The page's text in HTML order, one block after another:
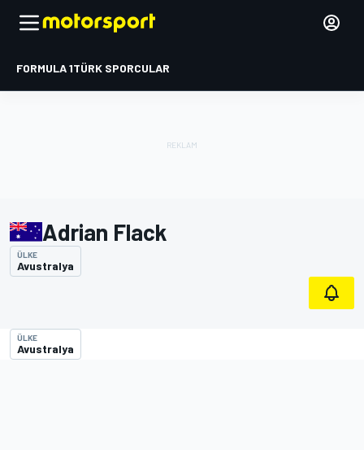
FORMULA 1TÜRK SPORCULAR
Adrian Flack
ÜLKE
Avustralya
ÜLKE
Avustralya